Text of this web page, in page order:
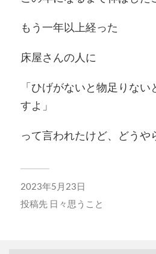
もう一年以上経った
床屋さんの人に
「ひげがないと物足りな
すよ」
って言われたけど、どうや
2023年5月23日
投稿先 日々思うこと